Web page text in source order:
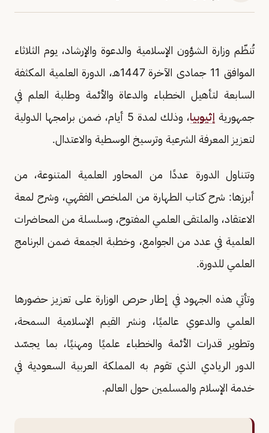
تُنظّم وزارة الشؤون الإسلامية والدعوة والإرشاد، يوم الثلاثاء
الموافق 11 جمادى الآخرة 1447هـ، الدورة العلمية المكثفة
السابعة لتأهيل الخطباء والدعاة والأئمة وطلبة العلم في
جمهورية إثيوبيا
، وذلك لمدة 5 أيام، ضمن برامجها الدولية
لتعزيز المعرفة الشرعية وترسيخ الوسطية والاعتدال.
وتتناول الدورة عددًا من المحاور العلمية المتنوعة، من
أبرزها: شرح كتاب الطهارة من الملخص الفقهي، وشرح لمعة
الاعتقاد، والملتقى العلمي المفتوح، وسلسلة من المحاضرات
العلمية في عدد من الجوامع، وخطبة الجمعة ضمن البرنامج
العلمي للدورة.
وتأتي هذه الجهود في إطار حرص الوزارة على تعزيز حضورها
العلمي والدعوي عالميًا، ونشر القيم الإسلامية السمحة،
وتطوير قدرات الأئمة والخطباء علميًا ومهنيًا، بما يجسّد
الدور الريادي الذي تقوم به المملكة العربية السعودية في
خدمة الإسلام والمسلمين حول العالم.​